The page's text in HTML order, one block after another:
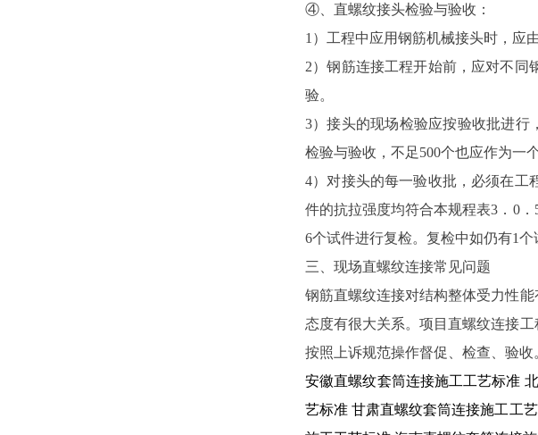
④、直螺纹接头检验与验收：
1）工程中应用钢筋机械接头时，应
2）钢筋连接工程开始前，应对不同
验。
3）接头的现场检验应按验收批进行
检验与验收，不足500个也应作为一
4）对接头的每一验收批，必须在工
件的抗拉强度均符合本规程表3．0
6个试件进行复检。复检中如仍有1
三、现场直螺纹连接常见问题
钢筋直螺纹连接对结构整体受力性
态度有很大关系。项目直螺纹连接
按照上诉规范操作督促、检查、验收
安徽直螺纹套筒连接施工工艺标准
艺标准 甘肃直螺纹套筒连接施工工